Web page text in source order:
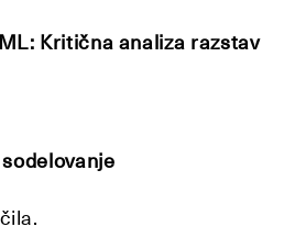
Kritična analiza razstav